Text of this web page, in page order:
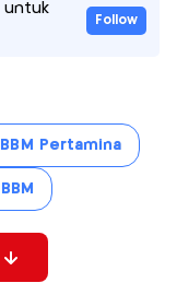
untuk
Follow
BBM Pertamina
BBM